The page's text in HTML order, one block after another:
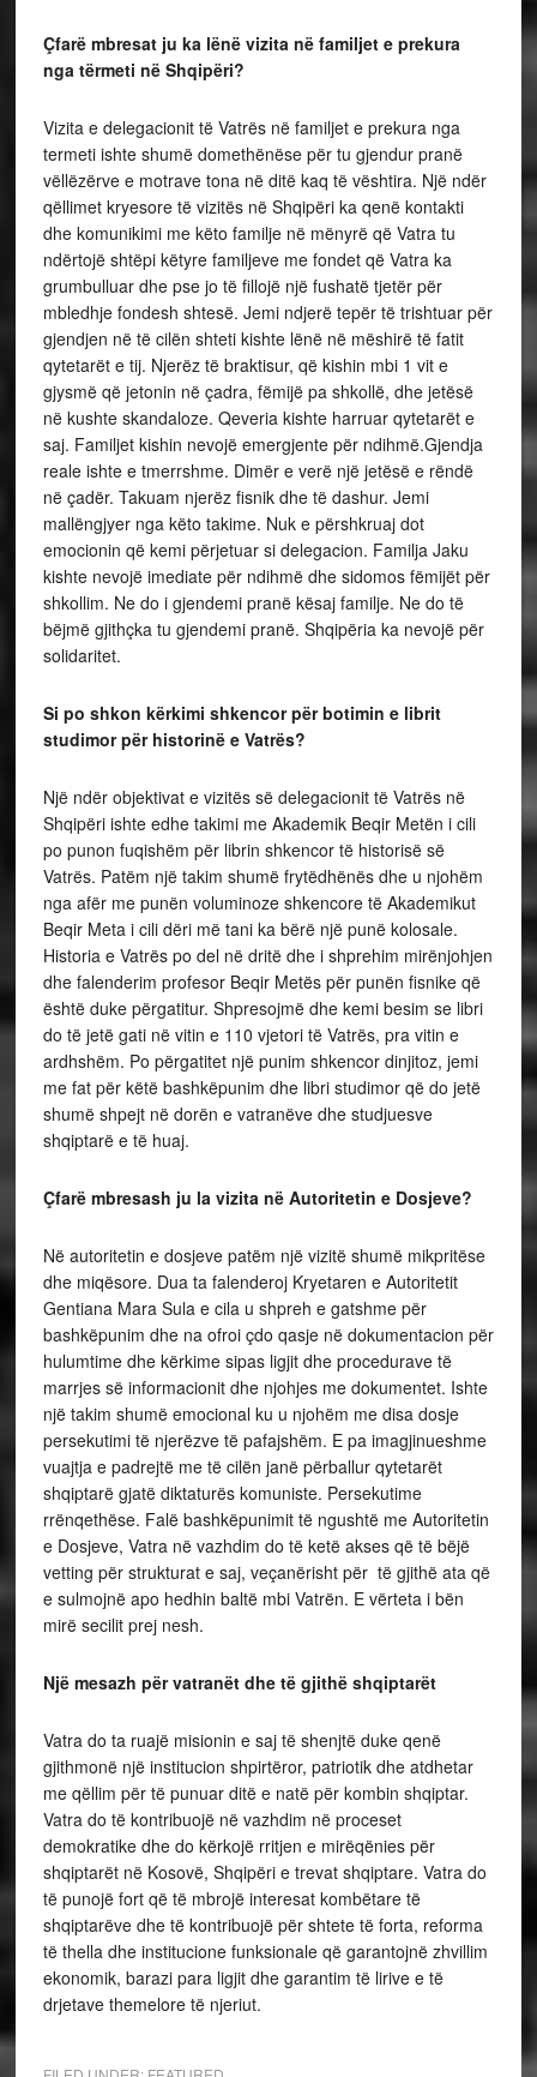
Çfarë mbresat ju ka lënë vizita në familjet e prekura
nga tërmeti në Shqipëri?
Vizita e delegacionit të Vatrës në familjet e prekura nga
termeti ishte shumë domethënëse për tu gjendur pranë
vëllëzërve e motrave tona në ditë kaq të vështira. Një ndër
qëllimet kryesore të vizitës në Shqipëri ka qenë kontakti
dhe komunikimi me këto familje në mënyrë që Vatra tu
ndërtojë shtëpi këtyre familjeve me fondet që Vatra ka
grumbulluar dhe pse jo të fillojë një fushatë tjetër për
mbledhje fondesh shtesë. Jemi ndjerë tepër të trishtuar për
gjendjen në të cilën shteti kishte lënë në mëshirë të fatit
qytetarët e tij. Njerëz të braktisur, që kishin mbi 1 vit e
gjysmë që jetonin në çadra, fëmijë pa shkollë, dhe jetësë
në kushte skandaloze. Qeveria kishte harruar qytetarët e
saj. Familjet kishin nevojë emergjente për ndihmë.Gjendja
reale ishte e tmerrshme. Dimër e verë një jetësë e rëndë
në çadër. Takuam njerëz fisnik dhe të dashur. Jemi
mallëngjyer nga këto takime. Nuk e përshkruaj dot
emocionin që kemi përjetuar si delegacion. Familja Jaku
kishte nevojë imediate për ndihmë dhe sidomos fëmijët për
shkollim. Ne do i gjendemi pranë kësaj familje. Ne do të
bëjmë gjithçka tu gjendemi pranë. Shqipëria ka nevojë për
solidaritet.
Si po shkon kërkimi shkencor për botimin e librit
studimor për historinë e Vatrës?
Një ndër objektivat e vizitës së delegacionit të Vatrës në
Shqipëri ishte edhe takimi me Akademik Beqir Metën i cili
po punon fuqishëm për librin shkencor të historisë së
Vatrës. Patëm një takim shumë frytëdhënës dhe u njohëm
nga afër me punën voluminoze shkencore të Akademikut
Beqir Meta i cili dëri më tani ka bërë një punë kolosale.
Historia e Vatrës po del në dritë dhe i shprehim mirënjohjen
dhe falenderim profesor Beqir Metës për punën fisnike që
është duke përgatitur. Shpresojmë dhe kemi besim se libri
do të jetë gati në vitin e 110 vjetori të Vatrës, pra vitin e
ardhshëm. Po përgatitet një punim shkencor dinjitoz, jemi
me fat për këtë bashkëpunim dhe libri studimor që do jetë
shumë shpejt në dorën e vatranëve dhe studjuesve
shqiptarë e të huaj.
Çfarë mbresash ju la vizita në Autoritetin e Dosjeve?
Në autoritetin e dosjeve patëm një vizitë shumë mikpritëse
dhe miqësore. Dua ta falenderoj Kryetaren e Autoritetit
Gentiana Mara Sula e cila u shpreh e gatshme për
bashkëpunim dhe na ofroi çdo qasje në dokumentacion për
hulumtime dhe kërkime sipas ligjit dhe procedurave të
marrjes së informacionit dhe njohjes me dokumentet. Ishte
një takim shumë emocional ku u njohëm me disa dosje
persekutimi të njerëzve të pafajshëm. E pa imagjinueshme
vuajtja e padrejtë me të cilën janë përballur qytetarët
shqiptarë gjatë diktaturës komuniste. Persekutime
rrënqethëse. Falë bashkëpunimit të ngushtë me Autoritetin
e Dosjeve, Vatra në vazhdim do të ketë akses që të bëjë
vetting për strukturat e saj, veçanërisht për të gjithë ata që
e sulmojnë apo hedhin baltë mbi Vatrën. E vërteta i bën
mirë secilit prej nesh.
Një mesazh për vatranët dhe të gjithë shqiptarët
Vatra do ta ruajë misionin e saj të shenjtë duke qenë
gjithmonë një institucion shpirtëror, patriotik dhe atdhetar
me qëllim për të punuar ditë e natë për kombin shqiptar.
Vatra do të kontribuojë në vazhdim në proceset
demokratike dhe do kërkojë rritjen e mirëqënies për
shqiptarët në Kosovë, Shqipëri e trevat shqiptare. Vatra do
të punojë fort që të mbrojë interesat kombëtare të
shqiptarëve dhe të kontribuojë për shtete të forta, reforma
të thella dhe institucione funksionale që garantojnë zhvillim
ekonomik, barazi para ligjit dhe garantim të lirive e të
drjetave themelore të njeriut.